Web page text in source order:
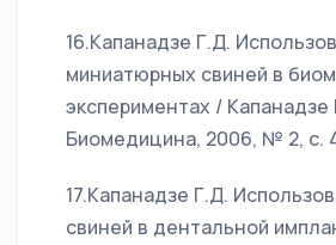
16.Капанадзе Г.Д.
миниатюрных свиней в
экспериментах / Капанадзе
Биомедицина, 2006, № 2, с.
17.Капанадзе Г.Д.
свиней в дентальной